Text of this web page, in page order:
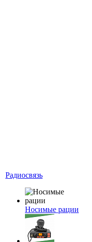
Радиосвязь
Носимые рации